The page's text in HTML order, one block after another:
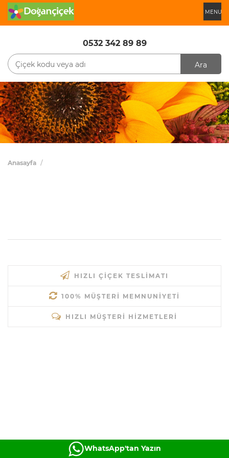
MENU
0532 342 89 89
Ara
Anasayfa
HIZLI ÇIÇEK TESLIMATI
100% MÜŞTERI MEMNUNIYETI
HIZLI MÜŞTERI HIZMETLERI
WhatsApp'tan Yazın